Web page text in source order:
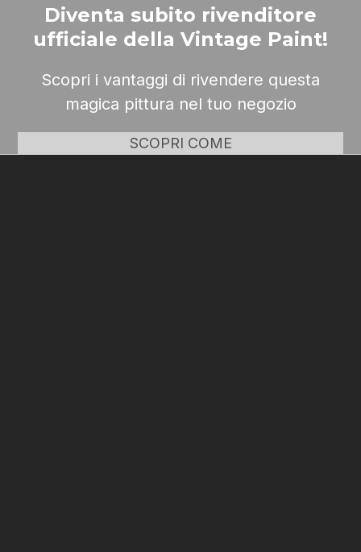
Diventa subito rivenditore
ufficiale della Vintage Paint!
Scopri i vantaggi di rivendere questa
magica pittura nel tuo negozio
SCOPRI COME